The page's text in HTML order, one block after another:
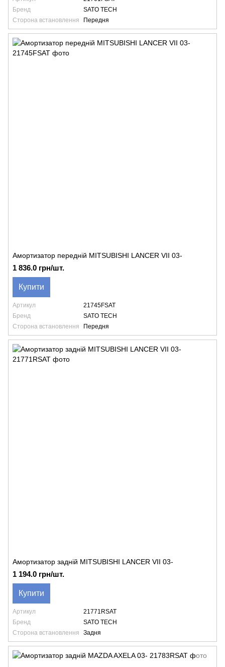
Бренд
SATO TECH
Сторона встановлення
Передня
Амортизатор передній MITSUBISHI LANCER VII 03-
1 836.0 грн/шт.
Купити
Артикул
21745FSAT
Бренд
SATO TECH
Сторона встановлення
Передня
Амортизатор задній MITSUBISHI LANCER VII 03-
1 194.0 грн/шт.
Купити
Артикул
21771RSAT
Бренд
SATO TECH
Сторона встановлення
Задня